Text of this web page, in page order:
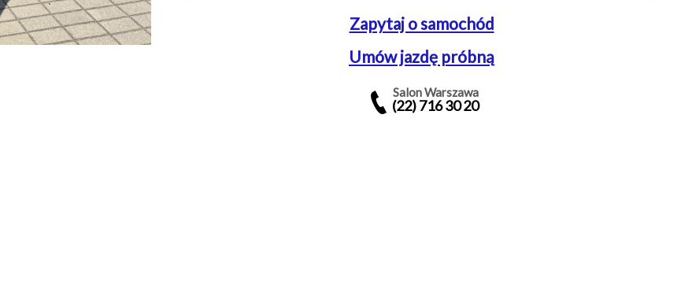
Zapytaj o samochód
Umów jazdę próbną
Salon Warszawa
(22) 716 30 20